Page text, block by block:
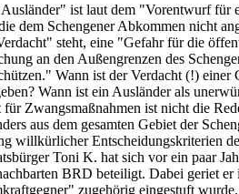
ist laut dem "Vorentwurf für
dem Schengener Abkommen nicht
steht, eine "Gefahr für die
an den Außengrenzen des
Wann ist der Verdacht (!)
Wann ist ein Ausländer als
Zwangsmaßnahmen ist nicht die
aus dem gesamten Gebiet der
Entscheidungskriterien
Toni K. hat sich vor ein paar
BRD beteiligt. Dabei geriet
zugehörig eingestuft